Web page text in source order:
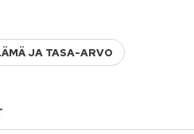
JA TASA-ARVO